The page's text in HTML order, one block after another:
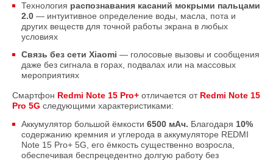
Технология распознавания касаний мокрыми пальцами
2.0 — интуитивное определение воды, масла, пота и
других веществ для точной работы экрана в любых
условиях
Связь без сети Xiaomi — голосовые вызовы и сообщения
даже без сигнала в горах, подвалах или на массовых
мероприятиях
Смартфон Redmi Note 15 Pro+ отличается от Redmi Note 15
Pro 5G следующими характеристиками:
Аккумулятор большой ёмкости 6500 мАч. Благодаря 10%
содержанию кремния и углерода в аккумуляторе REDMI
Note 15 Pro+ 5G, его ёмкость существенно возросла,
обеспечивая беспрецедентно долгую работу без